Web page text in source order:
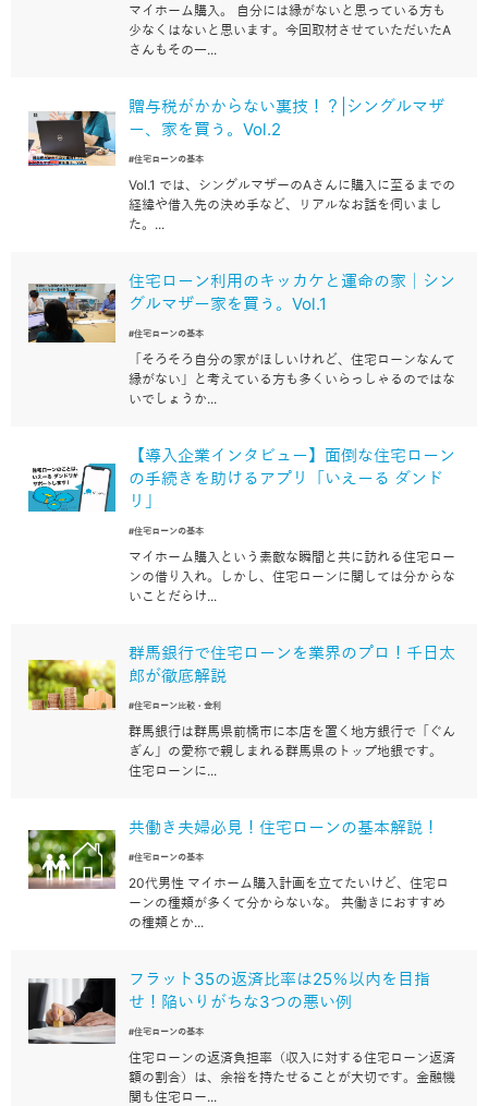
マイホーム購入。 自分には縁がないと思っている方も
少なくはないと思います。今回取材させていただいたA
さんもその一...
贈与税がかからない裏技！？|シングルマザ
ー、家を買う。Vol.2
#住宅ローンの基本
Vol.1 では、シングルマザーのAさんに購入に至るまでの
経緯や借入先の決め手など、リアルなお話を伺いまし
た。...
住宅ローン利用のキッカケと運命の家│シン
グルマザー家を買う。Vol.1
#住宅ローンの基本
「そろそろ自分の家がほしいけれど、住宅ローンなんて
縁がない」と考えている方も多くいらっしゃるのではな
いでしょうか...
【導入企業インタビュー】面倒な住宅ローン
の手続きを助けるアプリ「いえーる ダンド
リ」
#住宅ローンの基本
マイホーム購入という素敵な瞬間と共に訪れる住宅ロー
ンの借り入れ。しかし、住宅ローンに関しては分からな
いことだらけ...
群馬銀行で住宅ローンを業界のプロ！千日太
郎が徹底解説
#住宅ローン比較・金利
群馬銀行は群馬県前橋市に本店を置く地方銀行で「ぐん
ぎん」の愛称で親しまれる群馬県のトップ地銀です。
住宅ローンに...
共働き夫婦必見！住宅ローンの基本解説！
#住宅ローンの基本
20代男性 マイホーム購入計画を立てたいけど、住宅ロ
ーンの種類が多くて分からないな。 共働きにおすすめ
の種類とか...
フラット35の返済比率は25％以内を目指
せ！陥いりがちな3つの悪い例
#住宅ローンの基本
住宅ローンの返済負担率（収入に対する住宅ローン返済
額の割合）は、余裕を持たせることが大切です。金融機
関も住宅ロー...